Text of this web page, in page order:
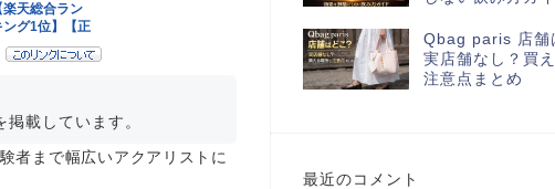
載しています。
者まで幅広いアクアリストに
Qbag paris 店舗
実店舗なし？買
注意点まとめ
最近のコメント